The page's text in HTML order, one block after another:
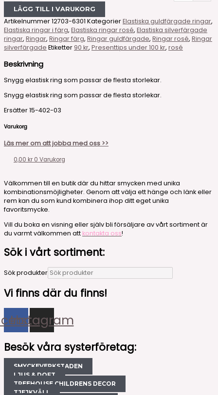
LÄGG TILL I VARUKORG
Artikelnummer12703-6301 KategorierElastiska guldfärgade ringar,
Elastiska ringar i färg, Elastiska ringar rosé, Elastiska silverfärgade
ringar, Ringar, Ringar färg, Ringar guldfärgade, Ringar rosé, Ringar
silverfärgade Etiketter 90 kr, Presenttips under 100 kr, rosé
Beskrivning
Snygg elastisk ring som passar de flesta storlekar.
Snygg elastisk ring som passar de flesta storlekar.
Ersätter 15-402-03
Varukorg
Läs mer om att jobba med oss >>
0,00 kr 0 Varukorg
Välkommen till en butik där du hittar smycken med unika
kombinationsmöjligheter. Genom att välja ett hänge och länk eller
rem kan du som kund kombinera ihop ditt eget unika
favoritsmycke.
Vill du boka en visning eller själv bli försäljare av vårt sortiment är
du varmt välkommen att kontakta oss!
Sök i vårt sortiment:
Sök produkter
Vi finns där du finns!
Instagram
Besök våra systerföretag:
SMYCKEVERKSTADEN
LJUS & DOFT
TREEHOUSE CHILDRENS DECOR
TJEJKVÄLL